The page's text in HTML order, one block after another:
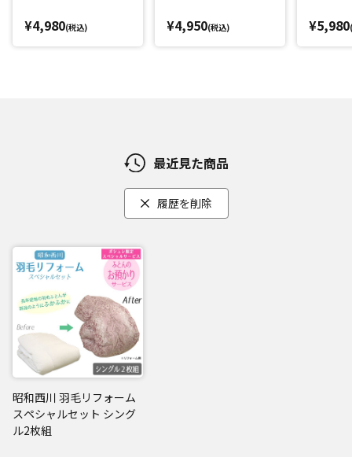
¥4,980(税込) ¥4,950(税込) ¥5,980
最近見た商品
履歴を削除
昭和西川 羽毛リフォーム
スペシャルセット シング
ル2枚組